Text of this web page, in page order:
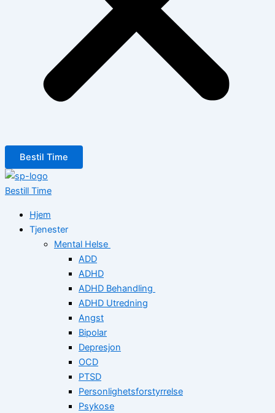
Bestil Time
Bestill Time
Hjem
Tjenester
Mental Helse
ADD
ADHD
ADHD Behandling
ADHD Utredning
Angst
Bipolar
Depresjon
OCD
PTSD
Personlighetsforstyrrelse
Psykose